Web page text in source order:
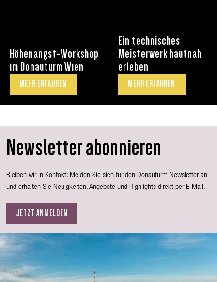
Höhenangst-Workshop
im Donauturm Wien
MEHR ERFAHREN
Ein technisches
Meisterwerk hautnah
erleben
MEHR ERFAHREN
Newsletter abonnieren
Bleiben wir in Kontakt: Melden Sie sich für den Donauturm Newsletter an
und erhalten Sie Neuigkeiten, Angebote und Highlights direkt per E-Mail.
JETZT ANMELDEN